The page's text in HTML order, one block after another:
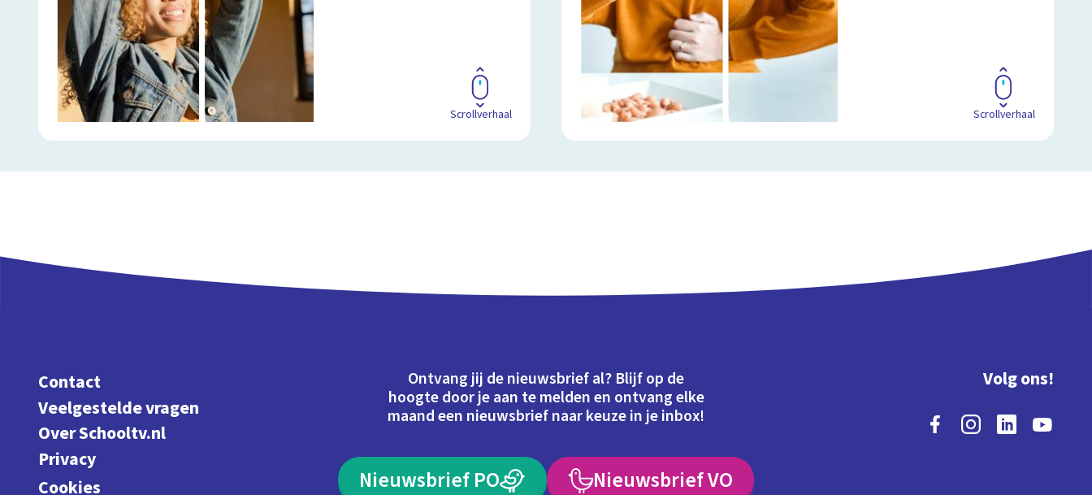
Scrollverhaal Scrollverhaal
Contact
Veelgestelde vragen
Over Schooltv.nl
Privacy
Cookies
Ontvang jij de nieuwsbrief al? Blijf op de
hoogte door je aan te melden en ontvang elke
maand een nieuwsbrief naar keuze in je inbox!
Nieuwsbrief PO Nieuwsbrief VO
Volg ons!